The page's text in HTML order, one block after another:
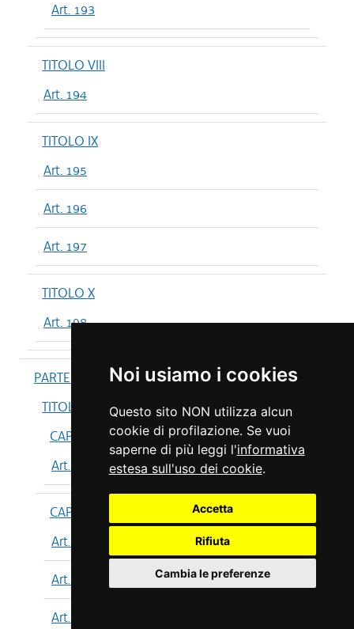
Noi usiamo i cookies
Questo sito NON utilizza alcun
cookie di profilazione. Se vuoi
saperne di più leggi l'informativa
estesa sull'uso dei cookie.
Accetta
Rifiuta
Cambia le preferenze
Art. 193
TITOLO VIII
Art. 194
TITOLO IX
Art. 195
Art. 196
Art. 197
TITOLO X
Art. 198
PARTE IV
TITOLO I
CAPO I
Art. 199
CAPO II
Art. 200
Art. 201
Art. 202